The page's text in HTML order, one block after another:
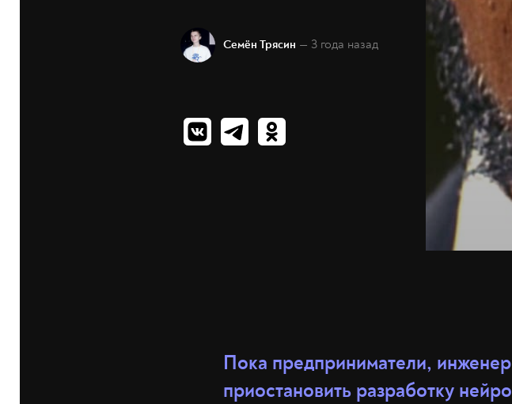
Семён Трясин — 3 года назад
Пока предприниматели,
приостановить разработку